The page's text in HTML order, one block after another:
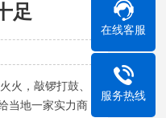
足
火，敲锣打鼓、
当地一家实力商
在线客服
服务热线